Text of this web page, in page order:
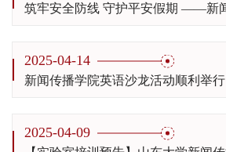
2025-04-14
新闻传播学院英语沙龙活动顺利举行
2025-04-09